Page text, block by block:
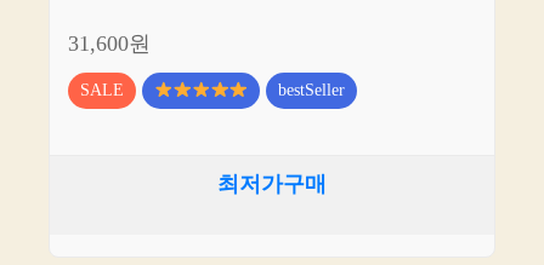
31,600원
SALE bestSeller
최저가구매